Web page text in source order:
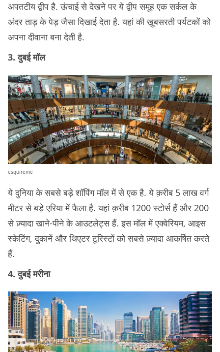
अपतटीय द्वीप है. ऊंचाई से देखने पर ये द्वीप समूह एक सर्कल के
अंदर ताड़ के पेड़ जैसा दिखाई देता है. यहां की ख़ूबसरती पर्यटकों को
अपना दीवाना बना देती है.
3. दुबई मॉल
esquireme
ये दुनिया के सबसे बड़े शॉपिंग मॉल में से एक है. ये क़रीब 5 लाख वर्ग
मीटर से बड़े एरिया में फैला है. यहां क़रीब 1200 स्टोर्स हैं और 200
से ज़्यादा खाने-पीने के आउटलेट्स हैं. इस मॉल में एक्वेरियम, आइस
स्केटिंग, दुकानें और थिएटर टूरिस्टों को सबसे ज़्यादा आकर्षित करते
हैं.
4. दुबई मरीना